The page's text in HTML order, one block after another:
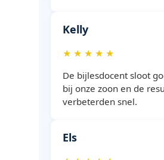
Kelly
★ ★ ★ ★ ★
De bijlesdocent sloot
bij onze zoon en de
verbeterden snel.
Els